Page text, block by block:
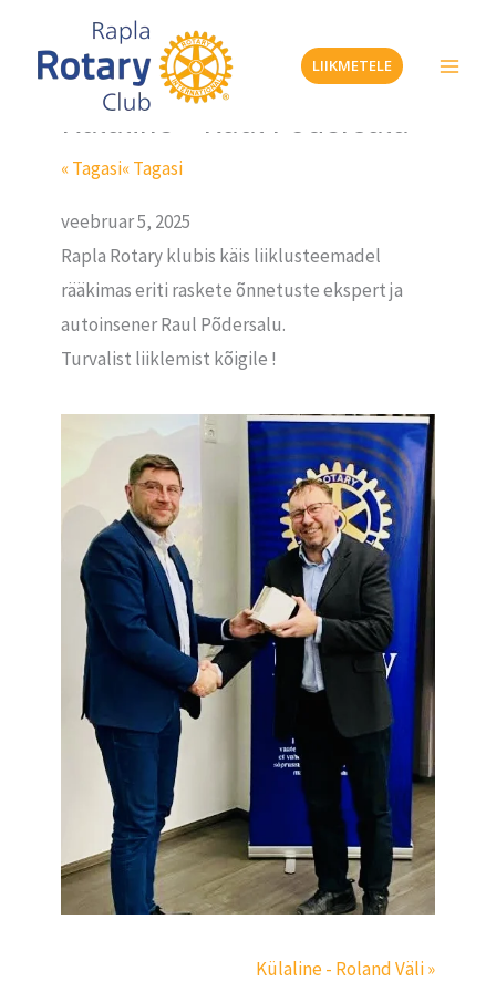
content
LIIKMETELE
Külaline – Raul Põdersalu
« Tagasi« Tagasi
veebruar 5, 2025
Rapla Rotary klubis käis liiklusteemadel
rääkimas eriti raskete õnnetuste ekspert ja
autoinsener Raul Põdersalu.
Turvalist liiklemist kõigile !
Külaline - Roland Väli »